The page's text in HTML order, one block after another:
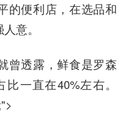
的便利店，在选品和
意。
曾透露，鲜食是罗森
一直在40%左右。